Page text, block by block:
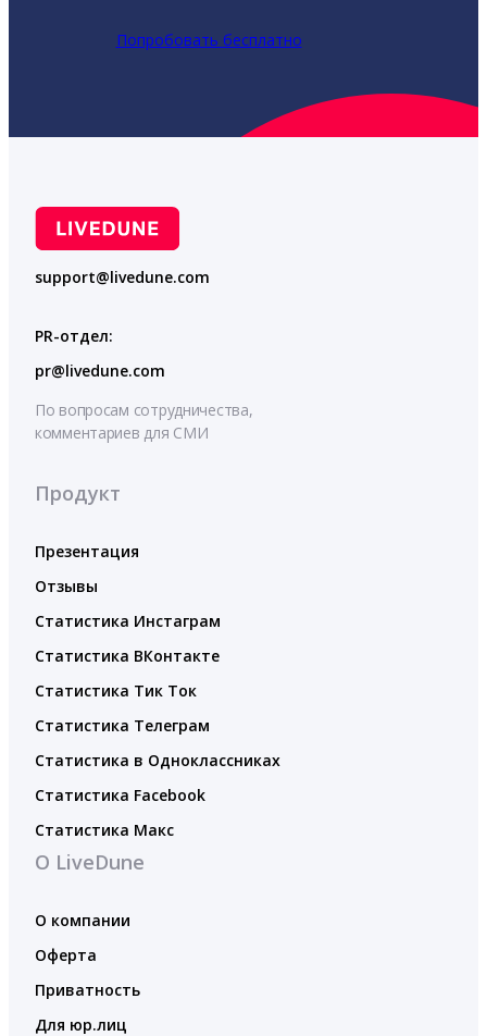
Попробовать бесплатно
support@livedune.com
PR-отдел:
pr@livedune.com
По вопросам сотрудничества,
комментариев для СМИ
Продукт
Презентация
Отзывы
Статистика Инстаграм
Статистика ВКонтакте
Статистика Тик Ток
Статистика Телеграм
Статистика в Одноклассниках
Статистика Facebook
Статистика Макс
О LiveDune
О компании
Оферта
Приватность
Для юр.лиц